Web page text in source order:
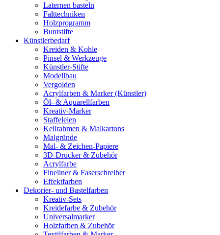
Laternen basteln
Falttechniken
Holzprogramm
Buntstifte
Künstlerbedarf
Kreiden & Kohle
Pinsel & Werkzeuge
Künstler-Stifte
Modellbau
Vergolden
Acrylfarben & Marker (Künstler)
Öl- & Aquarellfarben
Kreativ-Marker
Staffeleien
Keilrahmen & Malkartons
Malgründe
Mal- & Zeichen-Papiere
3D-Drucker & Zubehör
Acrylfarbe
Fineliner & Faserschreiber
Effektfarben
Dekorier- und Bastelfarben
Kreativ-Sets
Kreidefarbe & Zubehör
Universalmarker
Holzfarben & Zubehör